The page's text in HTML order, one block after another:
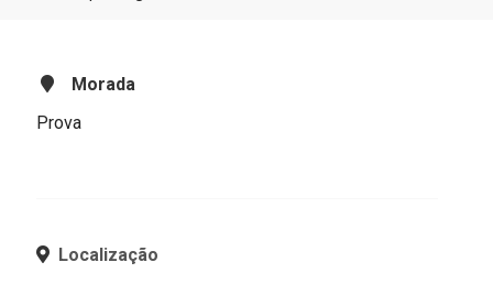
Morada
Prova
Localização